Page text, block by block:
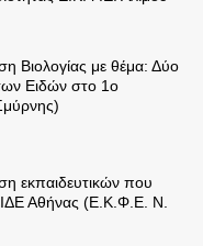
σε πολιτικά
Επιδομάτων
Βιολογίας με θέμα: Δύο
Ειδών στο 1ο
εκπαιδευτικών που
Αθήνας (Ε.Κ.Φ.Ε. Ν.